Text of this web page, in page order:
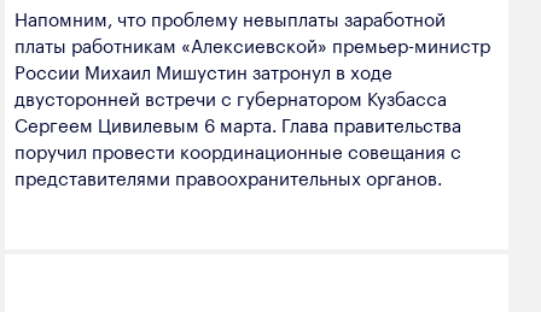
Напомним, что проблему невыплаты заработной
платы работникам «Алексиевской» премьер-министр
России Михаил Мишустин затронул в ходе
двусторонней встречи с губернатором Кузбасса
Сергеем Цивилевым 6 марта. Глава правительства
поручил провести координационные совещания с
представителями правоохранительных органов.